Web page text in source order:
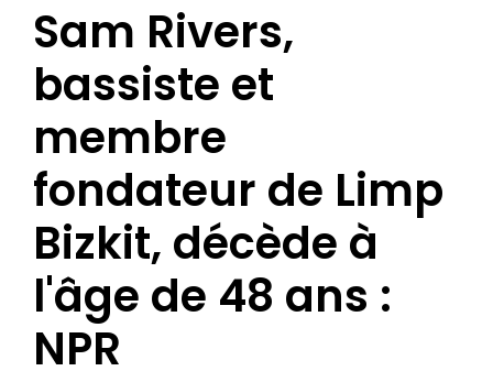
Sam Rivers,
bassiste et
membre
fondateur de Limp
Bizkit, décède à
l'âge de 48 ans :
NPR